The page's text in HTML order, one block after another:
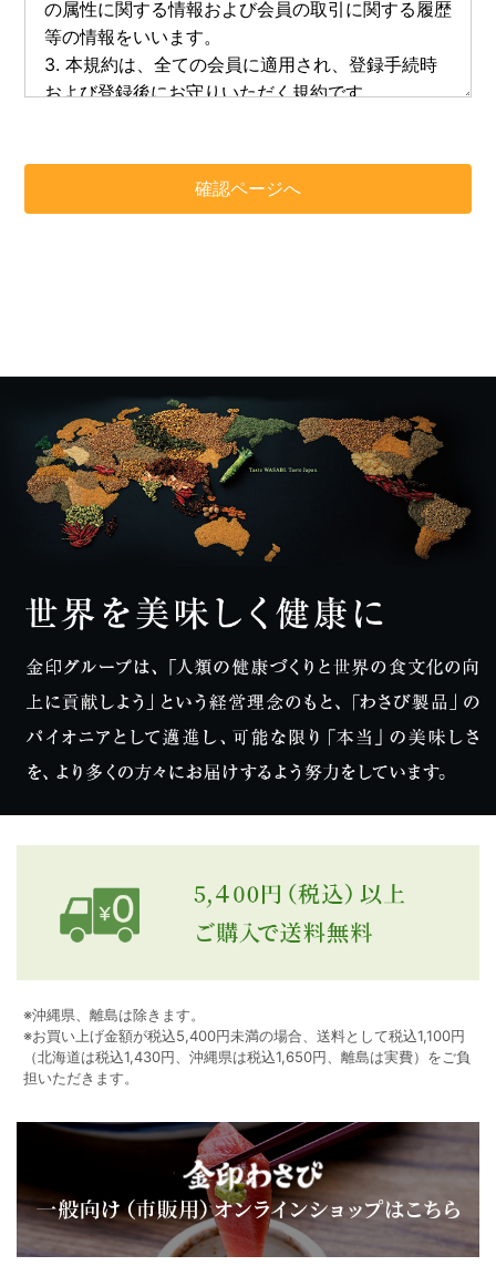
※沖縄県、離島は除きます。
※お買い上げ金額が税込5,400円未満の場合、送料として税込1,100円
（北海道は税込1,430円、沖縄県は税込1,650円、離島は実費）をご負
担いただきます。